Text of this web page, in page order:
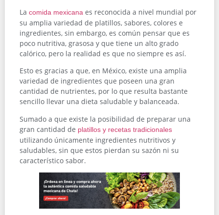
La comida mexicana es reconocida a nivel mundial por
su amplia variedad de platillos, sabores, colores e
ingredientes, sin embargo, es común pensar que es
poco nutritiva, grasosa y que tiene un alto grado
calórico, pero la realidad es que no siempre es así.
Esto es gracias a que, en México, existe una amplia
variedad de ingredientes que poseen una gran
cantidad de nutrientes, por lo que resulta bastante
sencillo llevar una dieta saludable y balanceada.
Sumado a que existe la posibilidad de preparar una
gran cantidad de platillos y recetas tradicionales
utilizando únicamente ingredientes nutritivos y
saludables, sin que estos pierdan su sazón ni su
característico sabor.